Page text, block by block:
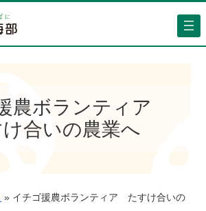
農ボランティア
合いの農業へ
» イチゴ援農ボランティア たすけ合いの